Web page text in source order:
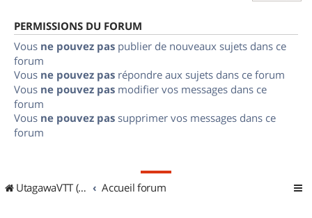
PERMISSIONS DU FORUM
Vous ne pouvez pas publier de nouveaux sujets dans ce
forum
Vous ne pouvez pas répondre aux sujets dans ce forum
Vous ne pouvez pas modifier vos messages dans ce
forum
Vous ne pouvez pas supprimer vos messages dans ce
forum
UtagawaVTT (Randos VTT et VTTAE avec traces GPS) Accueil forum